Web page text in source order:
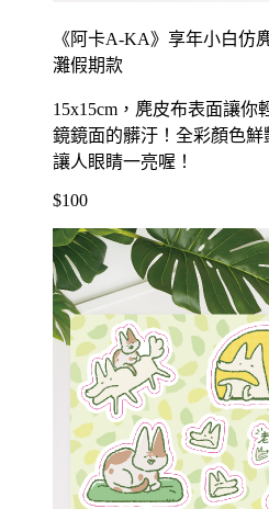
《阿卡A-KA》享年小白仿
灘假期款
15x15cm，麂皮布表面讓你
鏡鏡面的髒汙！全彩顏色
讓人眼睛一亮喔！
$100